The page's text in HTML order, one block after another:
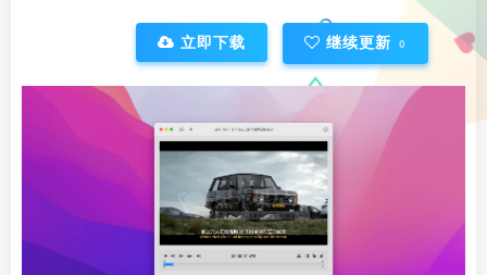
立即下载 继续更新 0